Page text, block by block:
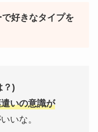
好きなタイプを
？)
いの意識が
いな。